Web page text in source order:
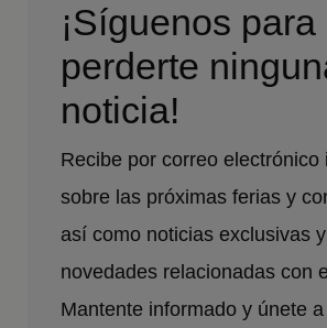
¡Síguenos para
perderte
noticia!
Recibe por correo electrónico
sobre las próximas ferias y
así como noticias exclusivas
novedades relacionadas con
Mantente informado y únete